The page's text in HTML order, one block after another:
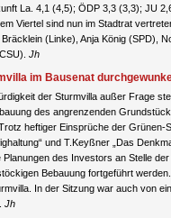
La. 4,1 (4,5); ÖDP 3,3 (3,3); JU
Viertel sind nun im Stadtrat
(Linke), Anja König (SPD),
Jh
im Bausenat
der Sturmvilla außer Frage
des angrenzenden
heftiger Einsprüche der Grünen-
und T.Keyßner „Das
des Investors an Stelle der
Bebauung fortgeführt
In der Sitzung war auch von
Jh